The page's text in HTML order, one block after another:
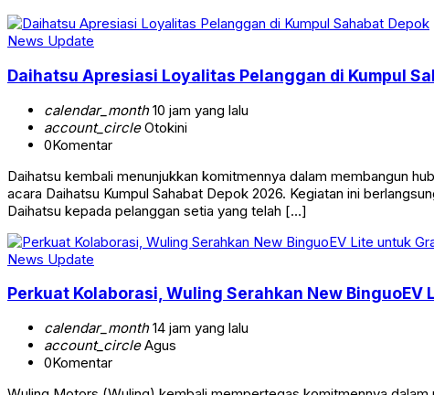
News Update
Daihatsu Apresiasi Loyalitas Pelanggan di Kumpul
calendar_month10 jam yang lalu
account_circleOtokini
0Komentar
Daihatsu kembali menunjukkan komitmennya dalam membangun
acara Daihatsu Kumpul Sahabat Depok 2026. Kegiatan ini
Daihatsu kepada pelanggan setia yang telah […]
News Update
Perkuat Kolaborasi, Wuling Serahkan New BinguoEV
calendar_month14 jam yang lalu
account_circleAgus
0Komentar